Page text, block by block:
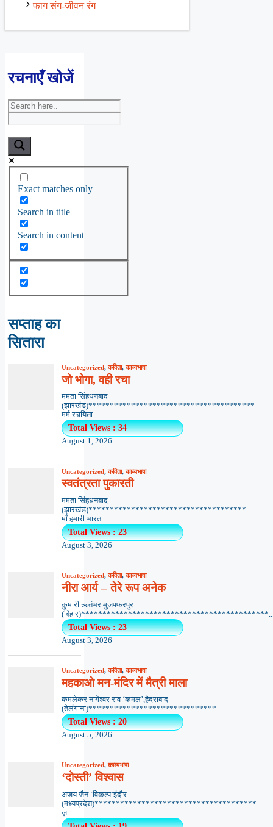
फाग संग-जीवन रंग
रचनाएँ खोजें
Exact matches only
Search in title
Search in content
सप्ताह का
सितारा
Uncategorized,कविता,काव्यभाषा
जो भोगा, वही रचा
ममता सिंहधनबाद
(झारखंड)***************************************
मर्म रचयिता...
Total Views : 34
August 1, 2026
Uncategorized,कविता,काव्यभाषा
स्वतंत्रता पुकारती
ममता सिंहधनबाद
(झारखंड)*************************************
माँ हमारी भारत...
Total Views : 23
August 3, 2026
Uncategorized,कविता,काव्यभाषा
नीरा आर्य – तेरे रूप अनेक
कुमारी ऋतंभरामुजफ्फरपुर
Total Views : 23
August 3, 2026
Uncategorized,कविता,काव्यभाषा
महकाओ मन-मंदिर में मैत्री माला
कमलेकर नागेश्वर राव ‘कमल’,हैदराबाद
(तेलंगाना)******************************...
Total Views : 20
August 5, 2026
Uncategorized,काव्यभाषा
‘दोस्ती’ विश्वास
अजय जैन ‘विकल्प’इंदौर
(मध्यप्रदेश)**************************************
ज़...